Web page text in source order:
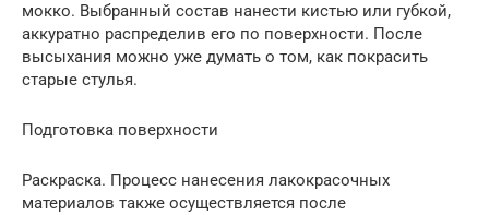
мокко. Выбранный состав нанести кистью или губкой,
аккуратно распределив его по поверхности. После
высыхания можно уже думать о том, как покрасить
старые стулья.
Подготовка поверхности
Раскраска. Процесс нанесения лакокрасочных
материалов также осуществляется после